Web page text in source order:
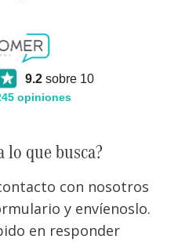
9.2sobre 10
opiniones
que busca?
con nosotros
y envíenoslo.
en responder